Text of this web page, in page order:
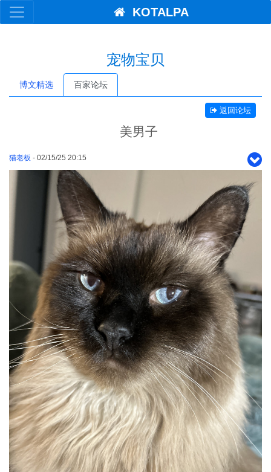
KOTALPA
宠物宝贝
博文精选 百家论坛
返回论坛
美男子
猫老板 - 02/15/25 20:15